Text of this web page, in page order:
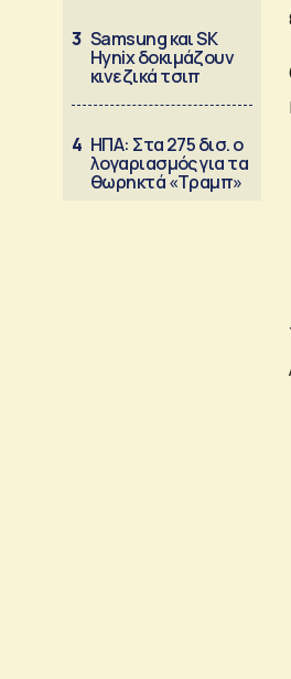
3 Samsung και SK
Hynix δοκιμάζουν
κινεζικά τσιπ
4 ΗΠΑ: Στα 275 δισ. ο
λογαριασμός για τα
θωρηκτά «Τραμπ»